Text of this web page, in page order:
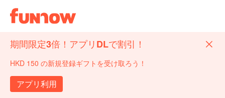
期間限定3倍！アプリDLで割引！
HKD 150 の新規登録ギフトを受け取ろう！
アプリ利用